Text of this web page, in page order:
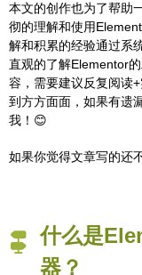
本文的创作也为了帮助
彻的理解和使用
解和积累的经验通过系
直观的了解Elementor
容，需要建议反复阅读
到方方面面，如果有遗
我！😊
如果你觉得文章写的还
什么是
器？